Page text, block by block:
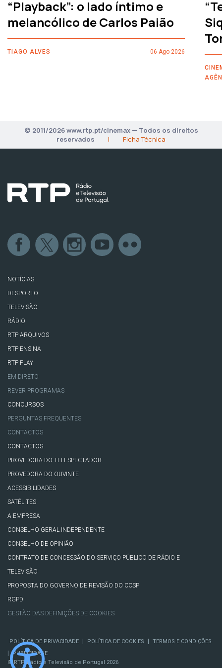
“Playback”: o lado íntimo e
melancólico de Carlos Paião
TIAGO ALVES 06 Ago 2026
© 2011/2026 www.rtp.pt/cinemax — Todos os direitos
reservados
| Ficha Técnica
NOTÍCIAS
DESPORTO
TELEVISÃO
RÁDIO
RTP ARQUIVOS
RTP ENSINA
RTP PLAY
EM DIRETO
REVER PROGRAMAS
CONCURSOS
PERGUNTAS FREQUENTES
CONTACTOS
CONTACTOS
PROVEDORA DO TELESPECTADOR
PROVEDORA DO OUVINTE
ACESSIBILIDADES
SATÉLITES
A EMPRESA
CONSELHO GERAL INDEPENDENTE
CONSELHO DE OPINIÃO
CONTRATO DE CONCESSÃO DO SERVIÇO PÚBLICO DE RÁDIO E
TELEVISÃO
PROPOSTA DO GOVERNO DE REVISÃO DO CCSP
RGPD
GESTÃO DAS DEFINIÇÕES DE COOKIES
POLÍTICA DE PRIVACIDADE POLÍTICA DE COOKIES TERMOS E CONDIÇÕES
PUBLICIDADE
© RTP, Rádio e Televisão de Portugal 2026